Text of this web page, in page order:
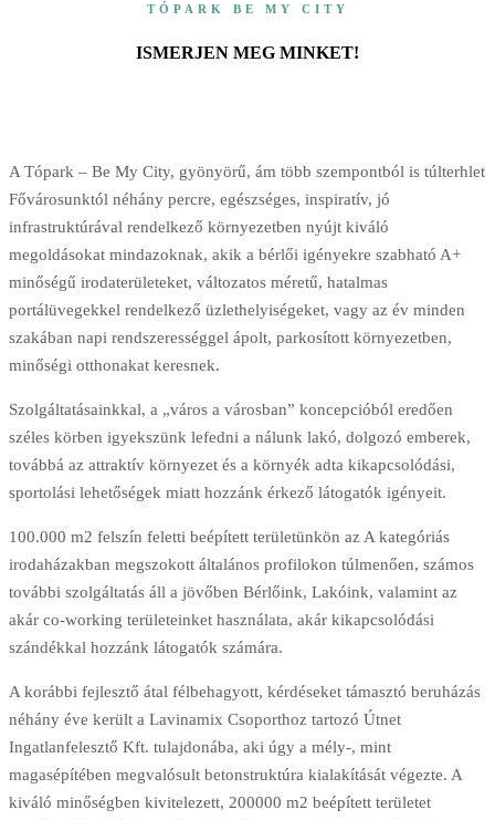
TÓPARK BE MY CITY
ISMERJEN MEG MINKET!
A Tópark – Be My City, gyönyörű, ám több szempontból is túlterhlet
Fővárosunktól néhány percre, egészséges, inspiratív, jó
infrastruktúrával rendelkező környezetben nyújt kiváló
megoldásokat mindazoknak, akik a bérlői igényekre szabható A+
minőségű irodaterületeket, változatos méretű, hatalmas
portálüvegekkel rendelkező üzlethelyiségeket, vagy az év minden
szakában napi rendszerességgel ápolt, parkosított környezetben,
minőségi otthonakat keresnek.
Szolgáltatásainkkal, a „város a városban” koncepcióból eredően
széles körben igyekszünk lefedni a nálunk lakó, dolgozó emberek,
továbbá az attraktív környezet és a környék adta kikapcsolódási,
sportolási lehetőségek miatt hozzánk érkező látogatók igényeit.
100.000 m2 felszín feletti beépített területünkön az A kategóriás
irodaházakban megszokott általános profilokon túlmenően, számos
további szolgáltatás áll a jövőben Bérlőink, Lakóink, valamint az
akár co-working területeinket használata, akár kikapcsolódási
szándékkal hozzánk látogatók számára.
A korábbi fejlesztő átal félbehagyott, kérdéseket támasztó beruházás
néhány éve került a Lavinamix Csoporthoz tartozó Útnet
Ingatlanfelesztő Kft. tulajdonába, aki úgy a mély-, mint
magasépítében megvalósult betonstruktúra kialakítását végezte. A
kiváló minőségben kivitelezett, 200000 m2 beépített területet